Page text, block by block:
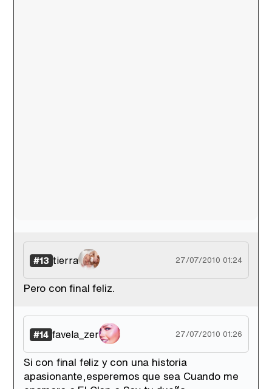
#13 tierra 27/07/2010 01:24
Pero con final feliz.
#14 favela_zer 27/07/2010 01:26
Si con final feliz y con una historia
apasionante,esperemos que sea Cuando me